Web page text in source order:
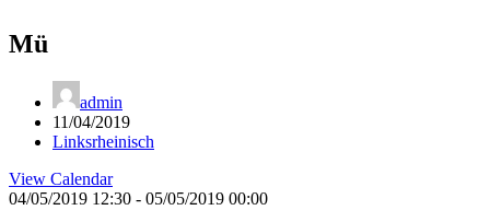
Mü
admin
11/04/2019
Linksrheinisch
View Calendar
04/05/2019 12:30 - 05/05/2019 00:00